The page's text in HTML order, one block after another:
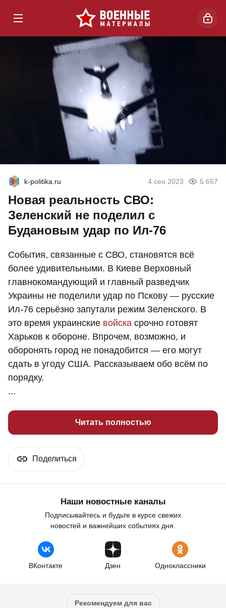
k-politika.ru 4 сен 2023 5 657
Новая реальность СВО:
Зеленский не поделил с
Будановым удар по Ил-76
События, связанные с СВО, становятся всё
более удивительными. В Киеве Верховный
главнокомандующий и главный разведчик
Украины не поделили удар по Пскову — русские
Ил-76 серьёзно запутали режим Зеленского. В
это время украинские войска срочно готовят
Харьков к обороне. Впрочем, возможно, и
оборонять город не понадобится — его могут
сдать в угоду США. Рассказываем обо всём по
порядку.
...
Читать полностью
Поделиться
Наши новостные каналы
Подписывайтесь и будьте в курсе свежих
новостей и важнейших событиях дня.
ВКонтакте Дзен Одноклассники
Рекомендуем для вас